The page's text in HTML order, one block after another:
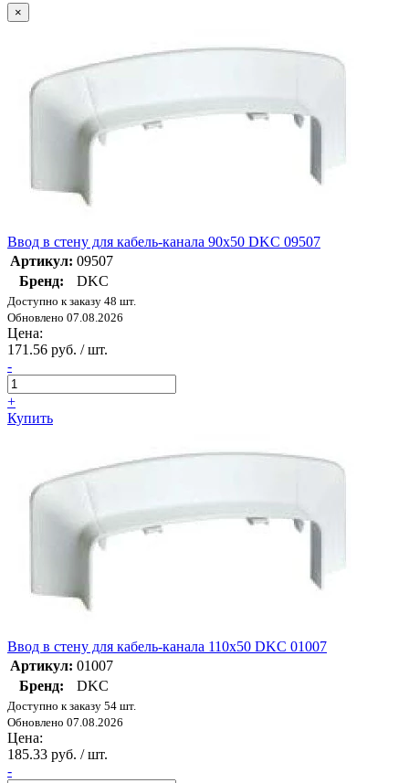
×
Ввод в стену для кабель-канала 90х50 DKC 09507
Артикул: 09507
Бренд:
DKC
Доступно к заказу 48 шт.
Обновлено 07.08.2026
Цена:
171.56 руб. / шт.
-
+
Купить
Ввод в стену для кабель-канала 110х50 DKC 01007
Артикул: 01007
Бренд:
DKC
Доступно к заказу 54 шт.
Обновлено 07.08.2026
Цена:
185.33 руб. / шт.
-